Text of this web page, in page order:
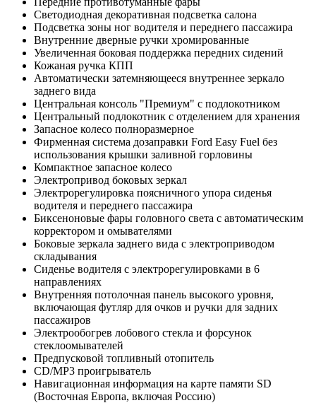
Светодиодная декоративная подсветка салона
Подсветка зоны ног водителя и переднего пассажира
Внутренние дверные ручки хромированные
Увеличенная боковая поддержка передних сидений
Кожаная ручка КПП
Автоматически затемняющееся внутреннее зеркало
заднего вида
Центральная консоль "Премиум" с подлокотником
Центральный подлокотник с отделением для хранения
Запасное колесо полноразмерное
Фирменная система дозаправки Ford Easy Fuel без
использования крышки заливной горловины
Компактное запасное колесо
Электропривод боковых зеркал
Электрорегулировка поясничного упора сиденья
водителя и переднего пассажира
Биксеноновые фары головного света с автоматическим
корректором и омывателями
Боковые зеркала заднего вида с электроприводом
складывания
Сиденье водителя с электрорегулировками в 6
направлениях
Внутренняя потолочная панель высокого уровня,
включающая футляр для очков и ручки для задних
пассажиров
Электрообогрев лобового стекла и форсунок
стеклоомывателей
Предпусковой топливный отопитель
CD/MP3 проигрыватель
Навигационная информация на карте памяти SD
(Восточная Европа, включая Россию)